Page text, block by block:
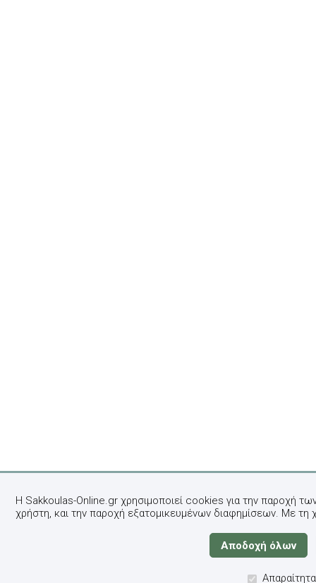
Η Sakkoulas-Online.gr χρησιμοποιεί cookies για την παροχή
χρήστη, και την παροχή εξατομικευμένων διαφημίσεων. Με